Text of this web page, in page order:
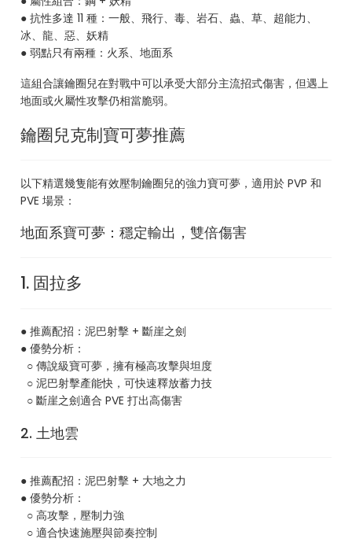
● 抗性多達 11 種：一般、飛行、毒、岩石、蟲、草、超能力、
冰、龍、惡、妖精
● 弱點只有兩種：火系、地面系
這組合讓鑰圈兒在對戰中可以承受大部分主流招式傷害，但遇上
地面或火屬性攻擊仍相當脆弱。
鑰圈兒克制寶可夢推薦
以下精選幾隻能有效壓制鑰圈兒的強力寶可夢，適用於 PVP 和
PVE 場景：
地面系寶可夢：穩定輸出，雙倍傷害
1. 固拉多
● 推薦配招：泥巴射擊 + 斷崖之劍
● 優勢分析：
○ 傳說級寶可夢，擁有極高攻擊與坦度
○ 泥巴射擊產能快，可快速釋放蓄力技
○ 斷崖之劍適合 PVE 打出高傷害
2. 土地雲
● 推薦配招：泥巴射擊 + 大地之力
● 優勢分析：
○ 高攻擊，壓制力強
○ 適合快速施壓與節奏控制